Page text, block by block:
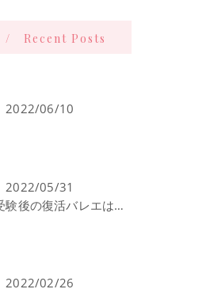
Recent Posts
2022/06/10
2022/05/31
受験後の復活バレエは西宮北口直ぐのオープンクラスへ
2022/02/26